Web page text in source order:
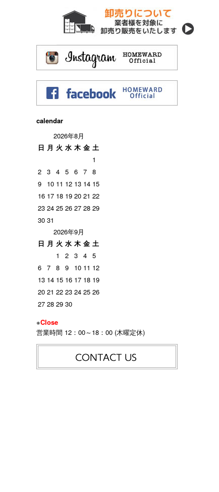
calendar
2026年8月
日 月 火 水 木 金 土
1
2 3 4 5 6 7 8
9
10 11 12 13 14 15
16 17 18 19 20 21 22
23 24 25 26 27 28 29
30 31
2026年9月
日 月 火 水 木 金 土
1
2 3 4 5
6 7 8 9 10 11 12
13 14 15 16 17 18 19
20 21 22 23 24 25 26
27 28 29 30
※Close
営業時間 12：00～18：00 (木曜定休)